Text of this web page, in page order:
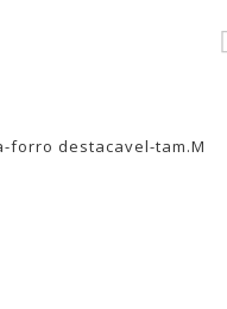
forro destacavel-tam.M